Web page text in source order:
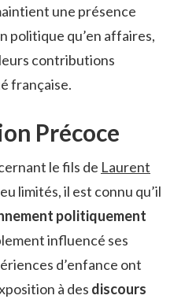
une présence
politique qu’en affaires,
contributions
française.
Précoce
le fils de Laurent
limités, il est connu qu’il
politiquement
influencé ses
d’enfance ont
à des discours